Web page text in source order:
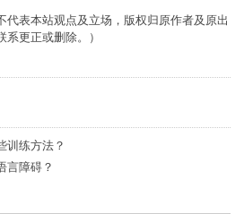
代表本站观点及立场，版权归原作者及原出
更正或删除。）
训练方法？
言障碍？